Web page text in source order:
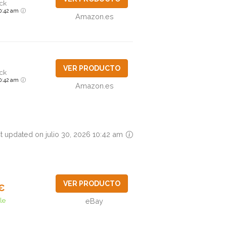
am
Amazon.es
am
VER PRODUCTO
Amazon.es
updated on julio 30, 2026 10:42 am
VER PRODUCTO
eBay